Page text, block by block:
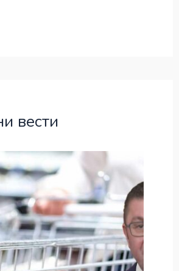
вести